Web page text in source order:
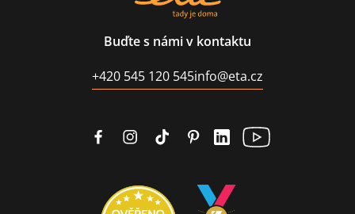
Buďte s námi v kontaktu
+420 545 120 545info@eta.cz